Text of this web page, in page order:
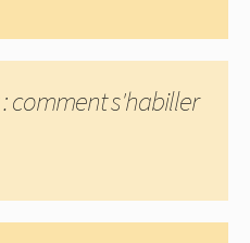
: comment s'habiller